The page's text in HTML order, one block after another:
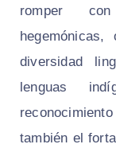
romper
diversidad
lenguas
también el